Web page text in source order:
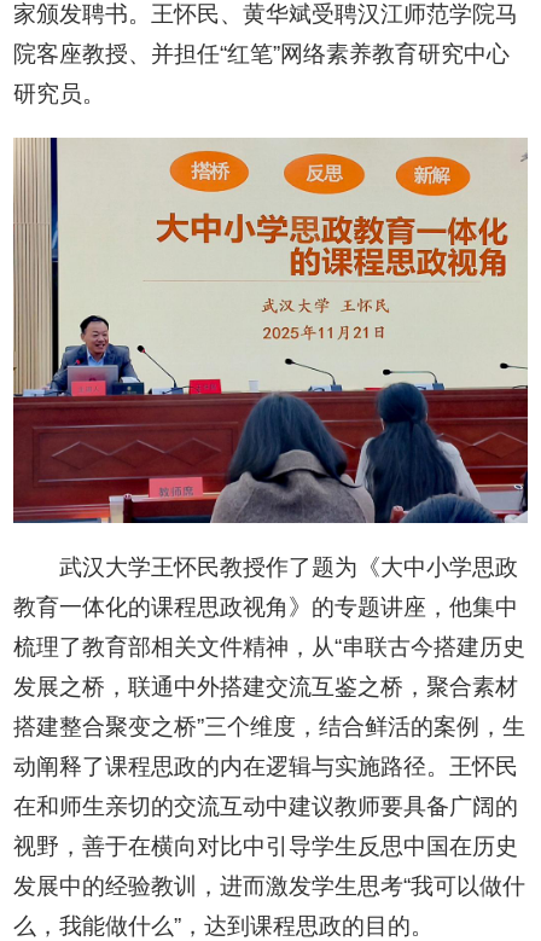
家颁发聘书。王怀民、黄华斌受聘汉江师范学院马
院客座教授、并担任“红笔”网络素养教育研究中心
研究员。
武汉大学王怀民教授作了题为《大中小学思政
教育一体化的课程思政视角》的专题讲座，他集中
梳理了教育部相关文件精神，从“串联古今搭建历史
发展之桥，联通中外搭建交流互鉴之桥，聚合素材
搭建整合聚变之桥”三个维度，结合鲜活的案例，生
动阐释了课程思政的内在逻辑与实施路径。王怀民
在和师生亲切的交流互动中建议教师要具备广阔的
视野，善于在横向对比中引导学生反思中国在历史
发展中的经验教训，进而激发学生思考“我可以做什
么，我能做什么”，达到课程思政的目的。